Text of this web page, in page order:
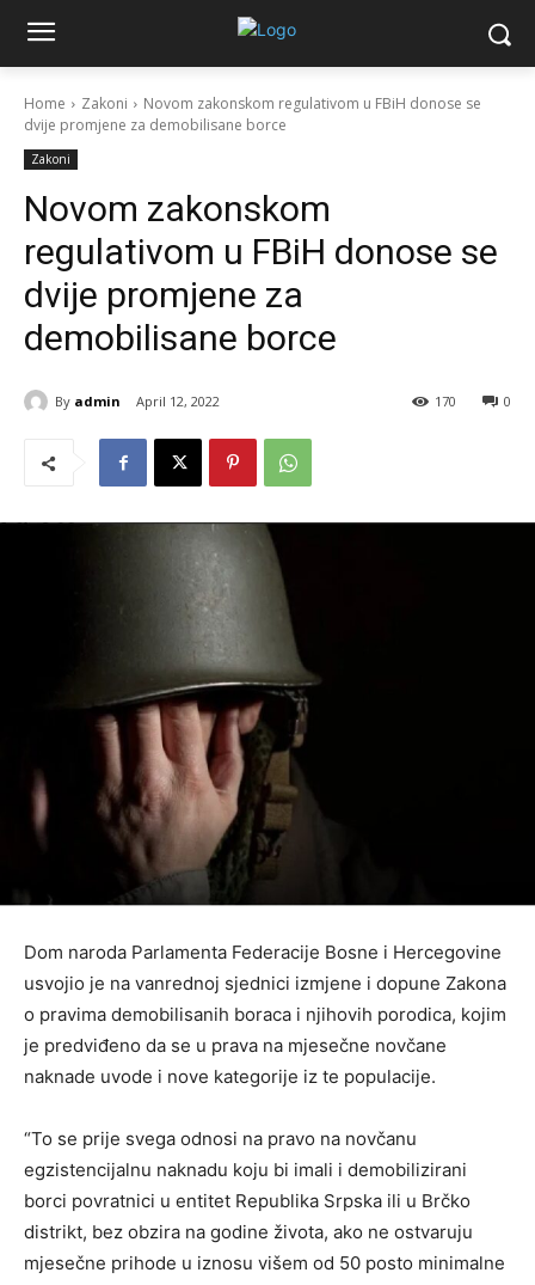
Home Zakoni
Novom zakonskom regulativom u FBiH donose se
dvije promjene za demobilisane borce
Zakoni
Novom zakonskom
regulativom u FBiH donose se
dvije promjene za
demobilisane borce
By admin April 12, 2022 0
170
Dom naroda Parlamenta Federacije Bosne i Hercegovine
usvojio je na vanrednoj sjednici izmjene i dopune Zakona
o pravima demobilisanih boraca i njihovih porodica, kojim
je predviđeno da se u prava na mjesečne novčane
naknade uvode i nove kategorije iz te populacije.
“To se prije svega odnosi na pravo na novčanu
egzistencijalnu naknadu koju bi imali i demobilizirani
borci povratnici u entitet Republika Srpska ili u Brčko
distrikt, bez obzira na godine života, ako ne ostvaruju
mjesečne prihode u iznosu višem od 50 posto minimalne